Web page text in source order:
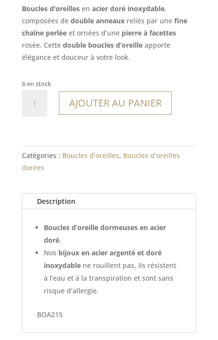
Boucles d’oreillesen acier doré inoxydable,
composées de double anneauxreliés par une fine
chaîne perléeet ornées d’une pierre à facettes
rosée. Cette double boucles d’oreilleapporte
élégance et douceur à votre look.
6 en stock
AJOUTER AU PANIER
Catégories : Boucles d'oreilles, Boucles d'oreilles
dorées
Description
Boucles d’oreille dormeuses en acier
doré.
Nos bijoux en acier argenté et doré
inoxydablene rouillent pas, ils résistent
à l’eau et à la transpiration et sont sans
risque d’allergie.
BOA215